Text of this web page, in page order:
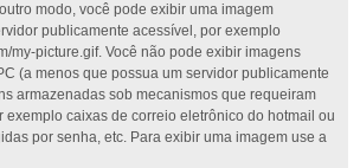
modo, você pode exibir uma imagem
publicamente acessível, por exemplo
my-picture.gif. Você não pode exibir imagens
(a menos que possua um servidor publicamente
armazenadas sob mecanismos que requeiram
exemplo caixas de correio eletrônico do hotmail ou
por senha, etc. Para exibir uma imagem use a